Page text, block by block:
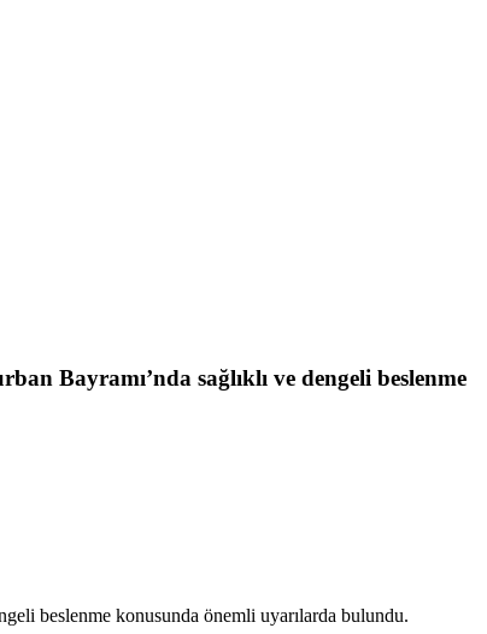
Bayramı’nda sağlıklı ve dengeli beslenme
beslenme konusunda önemli uyarılarda bulundu.